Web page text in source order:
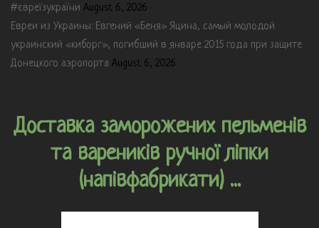
#євреїзукраїни August 6, 2026
Евреи из Украины: Евгений «Беня» Яцина, самый молодой
украинский «киборг», погибший в январе 2015 года при защите
Донецкого аэропорта August 6, 2026
Доставка заморожених пельменів
та вареників ручної ліпки
(напівфабрикати) ...